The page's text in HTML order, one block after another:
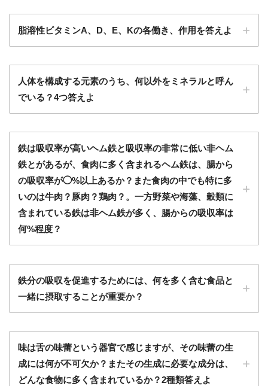
脂溶性ビタミンA、D、E、Kの各働き、作用を答えよ
人体を構成する元素のうち、何以外をミネラルと呼ん
でいる？4つ答えよ
鉄は吸収率が高いヘム鉄と吸収率の非常に低い非ヘム
鉄とがあるが、食肉に多く含まれるヘム鉄は、腸から
の吸収率が◯%以上あるか？また食肉の中でも特に多
いのは牛肉？豚肉？鶏肉？。一方野菜や海藻、穀類に
含まれている鉄は非ヘム鉄が多く、腸からの吸収率は
何%程度？
鉄分の吸収を促進するためには、何を多く含む食品と
一緒に摂取することが重要か？
味は舌の味蕾という器官で感じますが、その味蕾の生
成には何が不可欠か？またその生成に必要な成分は、
どんな食物に多く含まれているか？2種類答えよ